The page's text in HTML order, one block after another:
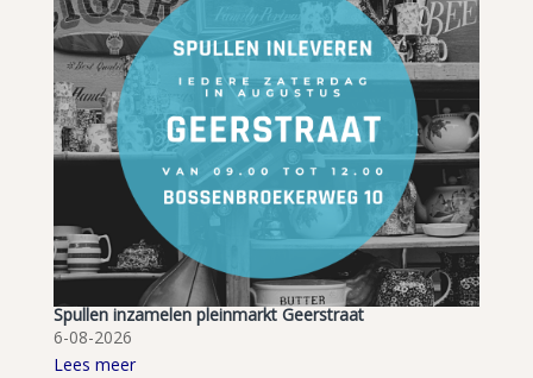
Spullen inzamelen pleinmarkt Geerstraat
6-08-2026
Lees meer